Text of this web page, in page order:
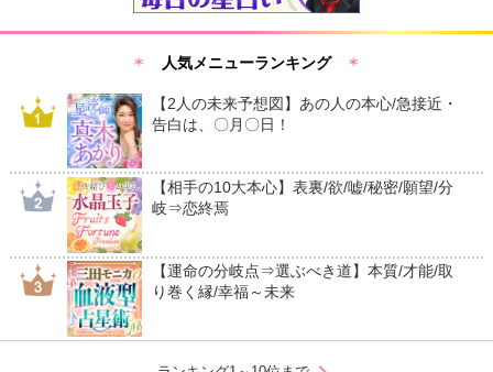
人気メニューランキング
【2人の未来予想図】あの人の本心/急接近・
告白は、〇月〇日！
【相手の10大本心】表裏/欲/嘘/秘密/願望/分
岐⇒恋終焉
【運命の分岐点⇒選ぶべき道】本質/才能/取
り巻く縁/幸福～未来